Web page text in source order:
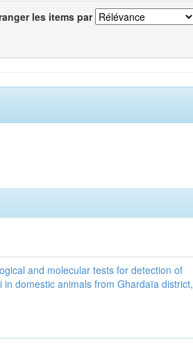
les items par
and molecular tests for detection of
in domestic animals from Ghardaïa district,